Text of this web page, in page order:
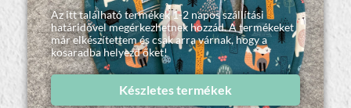
Az itt található termékek 1-2 napos szállítási
határidővel megérkezhetnek hozzád. A termékeket
már elkészítettem és csak arra várnak, hogy a
kosaradba helyezd őket!
Készletes termékek